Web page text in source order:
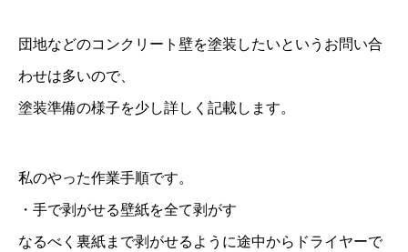
団地などのコンクリート壁を塗装したいというお問い合
わせは多いので、
塗装準備の様子を少し詳しく記載します。
私のやった作業手順です。
・手で剥がせる壁紙を全て剥がす
なるべく裏紙まで剥がせるように途中からドライヤーで